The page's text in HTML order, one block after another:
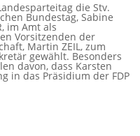
die Stv.
Bundestag, Sabine
im Amt als
Vorsitzenden der
Martin ZEIL, zum
gewählt. Besonders
davon, dass Karsten
in das Präsidium der FDP